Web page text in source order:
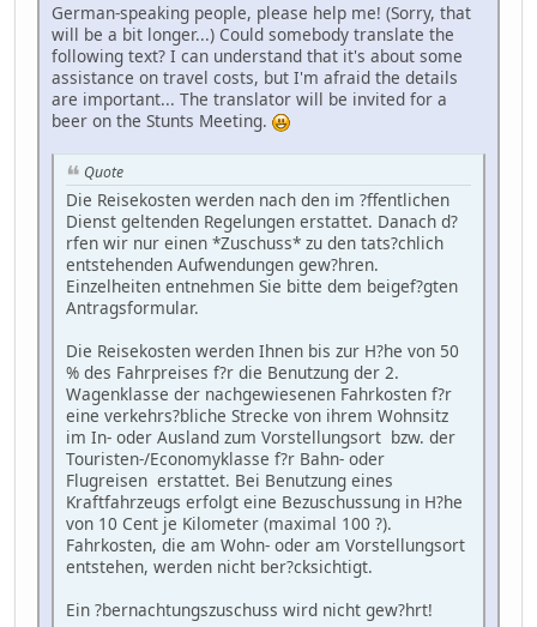
German-speaking people, please help me! (Sorry, that
will be a bit longer...) Could somebody translate the
following text? I can understand that it's about some
assistance on travel costs, but I'm afraid the details
are important... The translator will be invited for a
beer on the Stunts Meeting.
Quote
Die Reisekosten werden nach den im ?ffentlichen
Dienst geltenden Regelungen erstattet. Danach d?
rfen wir nur einen *Zuschuss* zu den tats?chlich
entstehenden Aufwendungen gew?hren.
Einzelheiten entnehmen Sie bitte dem beigef?gten
Antragsformular.
Die Reisekosten werden Ihnen bis zur H?he von 50
% des Fahrpreises f?r die Benutzung der 2.
Wagenklasse der nachgewiesenen Fahrkosten f?r
eine verkehrs?bliche Strecke von ihrem Wohnsitz
im In- oder Ausland zum Vorstellungsort bzw. der
Touristen-/Economyklasse f?r Bahn- oder
Flugreisen erstattet. Bei Benutzung eines
Kraftfahrzeugs erfolgt eine Bezuschussung in H?he
von 10 Cent je Kilometer (maximal 100 ?).
Fahrkosten, die am Wohn- oder am Vorstellungsort
entstehen, werden nicht ber?cksichtigt.
Ein ?bernachtungszuschuss wird nicht gew?hrt!